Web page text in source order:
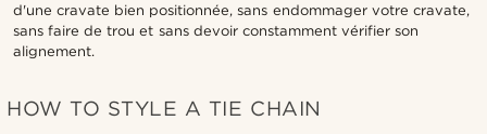
d'une cravate bien positionnée, sans endommager votre cravate,
sans faire de trou et sans devoir constamment vérifier son
alignement.
HOW TO STYLE A TIE CHAIN